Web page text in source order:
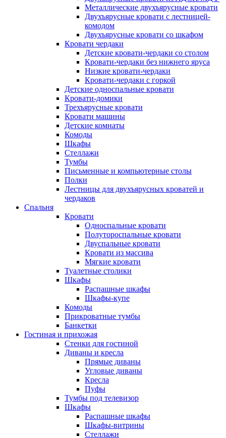
Металлические двухъярусные кровати
Двухъярусные кровати с лестницей-
комодом
Двухъярусные кровати со шкафом
Кровати чердаки
Детские кровати-чердаки со столом
Кровати-чердаки без нижнего яруса
Низкие кровати-чердаки
Кровати-чердаки с горкой
Детские односпальные кровати
Кровати-домики
Трехъярусные кровати
Кровати машины
Детские комнаты
Комоды
Шкафы
Стеллажи
Тумбы
Письменные и компьютерные столы
Полки
Лестницы для двухъярусных кроватей и
чердаков
Спальня
Кровати
Односпальные кровати
Полутороспальные кровати
Двуспальные кровати
Кровати из массива
Мягкие кровати
Туалетные столики
Шкафы
Распашные шкафы
Шкафы-купе
Комоды
Прикроватные тумбы
Банкетки
Гостиная и прихожая
Стенки для гостиной
Диваны и кресла
Прямые диваны
Угловые диваны
Кресла
Пуфы
Тумбы под телевизор
Шкафы
Распашные шкафы
Шкафы-витрины
Стеллажи